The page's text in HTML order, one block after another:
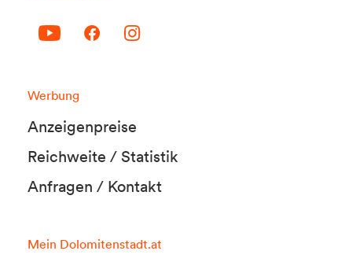
Werbung
Anzeigenpreise
Reichweite / Statistik
Anfragen / Kontakt
Mein Dolomitenstadt.at